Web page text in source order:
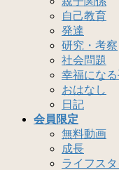
自己教育
発達
研究・考察
社会問題
幸福になる
おはなし
日記
会員限定
無料動画
成長
ライフス